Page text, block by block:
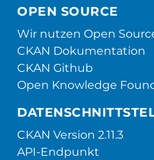
OPEN SOURCE
Wir nutzen Open
CKAN Dokumentation
CKAN Github
Open Knowledge
CKAN Version 2.11.3
API-Endpunkt